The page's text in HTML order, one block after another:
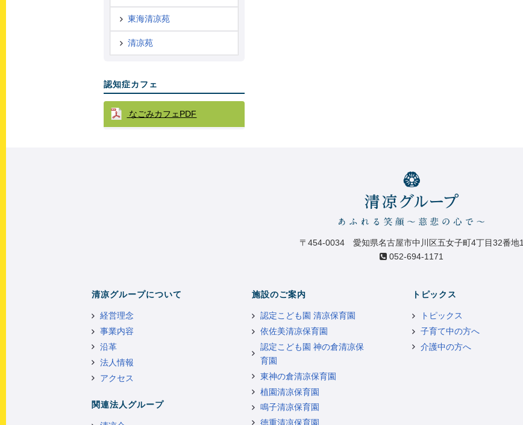
東海清凉苑
清凉苑
認知症カフェ
なごみカフェPDF
〒454-0034 愛知県名古屋市中川区五女子町4丁目32番地1
052-694-1171
清凉グループについて
経営理念
事業内容
沿革
法人情報
アクセス
関連法人グループ
施設のご案内
認定こども園 清凉保育園
依佐美清凉保育園
認定こども園 神の倉清凉保
育園
東神の倉清凉保育園
植園清凉保育園
鳴子清凉保育園
徳重清凉保育園
トピックス
トピックス
子育て中の方へ
介護中の方へ